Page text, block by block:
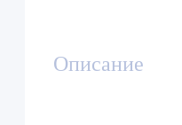
Описание